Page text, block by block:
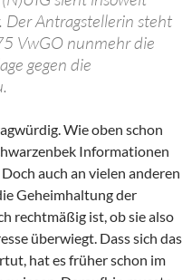
Der Antragstellerin steht
VwGO nunmehr die
gegen die
Wie oben schon
Informationen
auch an vielen anderen
Geheimhaltung der
rechtmäßig ist, ob sie also
überwiegt. Dass sich das
hat es früher schon im